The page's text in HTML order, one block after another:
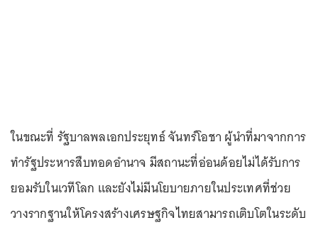
ในขณะที่ รัฐบาลพลเอกประยุทธ์ จันทร์โอชา ผู้นำที่มาจากการ
ทำรัฐประหารสืบทอดอำนาจ มีสถานะที่อ่อนด้อยไม่ได้รับการ
ยอมรับในเวทีโลก และยังไม่มีนโยบายภายในประเทศที่ช่วย
วางรากฐานให้โครงสร้างเศรษฐกิจไทยสามารถเติบโตในระดับ